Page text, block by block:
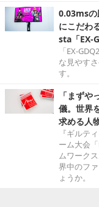
0.03msの
にこだわ
sta「EX-
「EX-
な見やす
す。
「まず
儀。世界
求める人
『ギルテ
ーム大会
ムワーク
界中のフ
ょうか。